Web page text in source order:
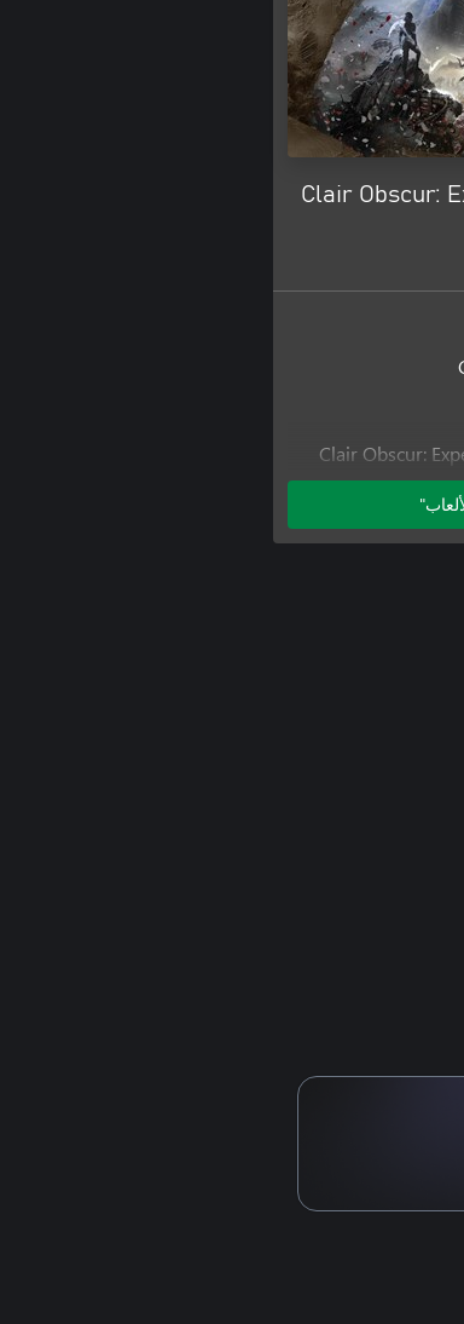
Clair Obscur:
Clair Obscur: